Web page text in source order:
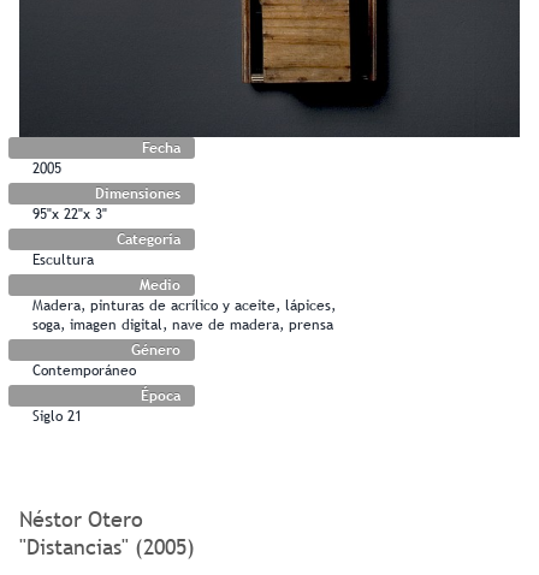
Fecha
2005
Dimensiones
95"x 22"x 3"
Categoría
Escultura
Medio
Madera, pinturas de acrílico y aceite, lápices,
soga, imagen digital, nave de madera, prensa
Género
Contemporáneo
Época
Siglo 21
Néstor Otero
"Distancias" (2005)